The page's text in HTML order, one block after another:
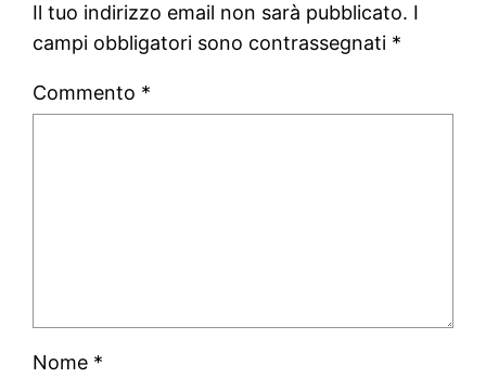
Il tuo indirizzo email non sarà pubblicato. I
campi obbligatori sono contrassegnati *
Commento *
Nome *